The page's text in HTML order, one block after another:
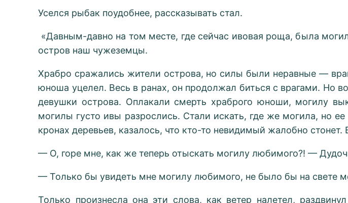
Уселся рыбак поудобнее, рассказывать стал.
«Давным-давно на том месте, где сейчас ивовая роща, была
остров наш чужеземцы.
Храбро сражались жители острова, но силы были неравные —
юноша уцелел. Весь в ранах, он продолжал биться с врагами. Но
девушки острова. Оплакали смерть храброго юноши, могилу
могилы густо ивы разрослись. Стали искать, где же могила, но
кронах деревьев, казалось, что кто-то невидимый жалобно
— О, горе мне, как же теперь отыскать могилу любимого?! —
— Только бы увидеть мне могилу любимого, не было бы на свете
Только произнесла она эти слова, как ветер налетел,